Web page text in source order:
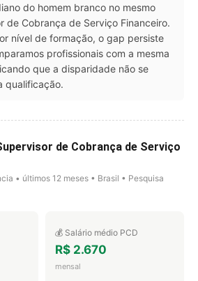
do homem branco no mesmo
de Cobrança de Serviço Financeiro.
nível de formação, o gap persiste
profissionais com a mesma
que a disparidade não se
qualificação.
de Cobrança de Serviço
• últimos 12 meses • Brasil • Pesquisa
💰 Salário médio PCD
R$ 2.670
mensal